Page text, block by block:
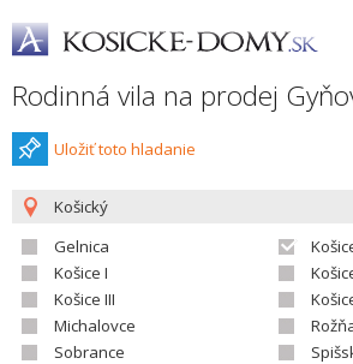
Rodinná vila na prodej
Uložiť toto hladanie
Košický
Gelnica
Košice I
Košice III
Michalovce
Sobrance